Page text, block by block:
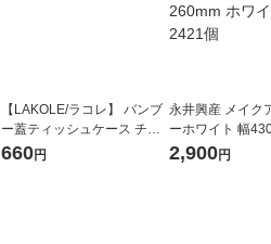
【LAKOLE/ラコレ】 バンブ
ー蓋ティッシュケース チャ
コール
660円
永井興産 メイク
ーホワイト 幅
高さ260mm ホワ
2,900円